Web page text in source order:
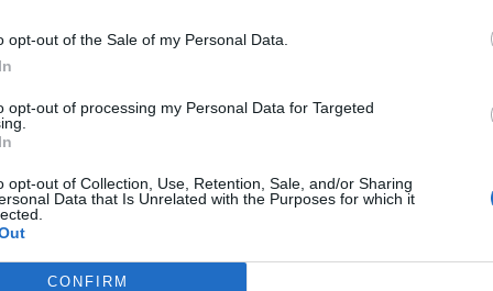
opt-out of the Sale of my Personal Data.
opt-out of processing my Personal Data for Targeted
opt-out of Collection, Use, Retention, Sale, and/or Sharing
Data that Is Unrelated with the Purposes for which it
CONFIRM
do poziomu – 3 500 zł brutto do 4 350 zł brutto, a po
od 3 700 zł brutto do 4 600 zł brutto.
ad